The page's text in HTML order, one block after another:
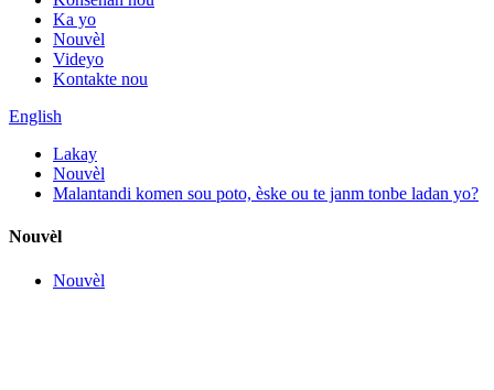
Ka yo
Nouvèl
Videyo
Kontakte nou
English
Lakay
Nouvèl
Malantandi komen sou poto, èske ou te janm tonbe ladan yo?
Nouvèl
Nouvèl